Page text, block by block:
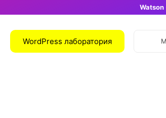
Watson
WordPress лаборатория